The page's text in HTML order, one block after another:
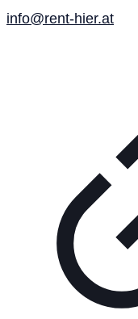
info@rent-hier.at